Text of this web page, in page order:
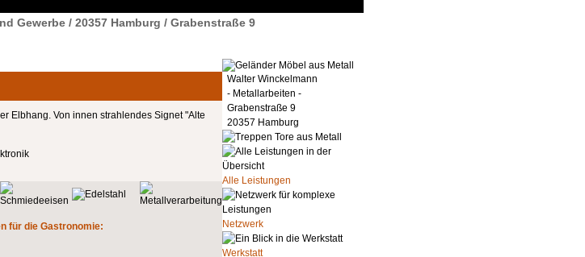
Gewerbe / 20357 Hamburg / Grabenstraße 9
Elbhang. Von innen strahlendes Signet "Alte
für die Gastronomie:
Walter Winckelmann
- Metallarbeiten -
Grabenstraße 9
20357 Hamburg
Alle Leistungen
Netzwerk
Werkstatt